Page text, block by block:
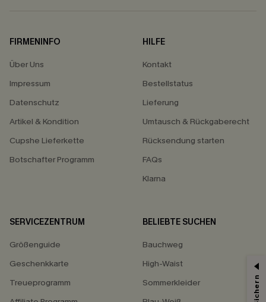
FIRMENINFO
Über Uns
Impressum
Datenschutz
Artikel & Kondition
Cupshe Lieferkette
Botschafter Programm
HILFE
Kontakt
Bestellstatus
Lieferung
Umtausch & Rückgaberecht
Rücksendung starten
FAQs
Klarna
SERVICEZENTRUM
Größenguide
Geschenkkarte
Treueprogramm
BELIEBTE SUCHEN
Bauchweg
High-Waist
Sommerkleider